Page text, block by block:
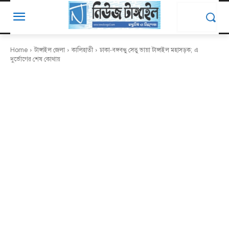
Home টাঙ্গাইল জেলা কালিহাতী
ঢাকা-বঙ্গবন্ধু সেতু ভায়া টাঙ্গাইল মহাসড়ক; এ
দুর্ভোগের শেষ কোথায়